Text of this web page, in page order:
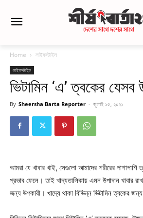
Home লাইফস্টাইল
লাইফস্টাইল
ভিটামিন ‘এ’ ত্বকের
By Sheersha Barta Reporter - জুলাই ১৫, ২০২১
আমরা যে খাবার খাই, সেগুলো আমাদের শরীরের
প্রভাব ফেলে। তাই খাদ্যতালিকায় এমন উপাদান খাবার
জন্য উপকারী। খাদ্যে থাকা বিভিন্ন ভিটামিন ত্বকের